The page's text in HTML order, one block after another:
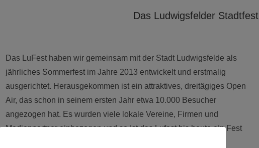
Das Ludwigsfelder Stadtfest
Das LuFest haben wir gemeinsam mit der Stadt Ludwigsfelde als
jährliches Sommerfest im Jahre 2013 entwickelt und erstmalig
ausgerichtet. Herausgekommen ist ein attraktives, dreitägiges Open
Air, das schon in seinem ersten Jahr etwa 10.000 Besucher
angezogen hat. Es wurden viele lokale Vereine, Firmen und
Medienpartner einbezogen und so ist das Lufest bis heute ein Fest